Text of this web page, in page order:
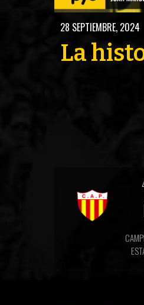
28 SEPTIEMBRE, 2024
La